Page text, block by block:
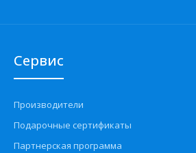
Сервис
Производители
Подарочные сертификаты
Партнерская программа